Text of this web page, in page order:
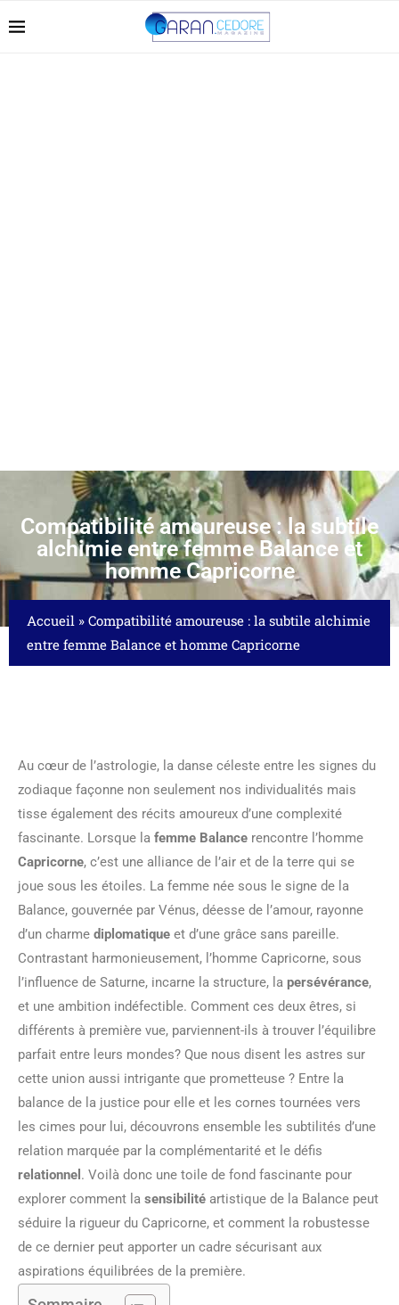
Compatibilité amoureuse : la subtile
alchimie entre femme Balance et
homme Capricorne
Accueil » Compatibilité amoureuse : la subtile alchimie
entre femme Balance et homme Capricorne
Au cœur de l’astrologie, la danse céleste entre les signes du
zodiaque façonne non seulement nos individualités mais
tisse également des récits amoureux d’une complexité
fascinante. Lorsque la femme Balance rencontre l’homme
Capricorne, c’est une alliance de l’air et de la terre qui se
joue sous les étoiles. La femme née sous le signe de la
Balance, gouvernée par Vénus, déesse de l’amour, rayonne
d’un charme diplomatique et d’une grâce sans pareille.
Contrastant harmonieusement, l’homme Capricorne, sous
l’influence de Saturne, incarne la structure, la persévérance,
et une ambition indéfectible. Comment ces deux êtres, si
différents à première vue, parviennent-ils à trouver l’équilibre
parfait entre leurs mondes? Que nous disent les astres sur
cette union aussi intrigante que prometteuse ? Entre la
balance de la justice pour elle et les cornes tournées vers
les cimes pour lui, découvrons ensemble les subtilités d’une
relation marquée par la complémentarité et le défis
relationnel . Voilà donc une toile de fond fascinante pour
explorer comment la sensibilité artistique de la Balance peut
séduire la rigueur du Capricorne, et comment la robustesse
de ce dernier peut apporter un cadre sécurisant aux
aspirations équilibrées de la première.